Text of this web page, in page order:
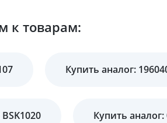
к товарам:
Купить аналог:
Купить аналог: